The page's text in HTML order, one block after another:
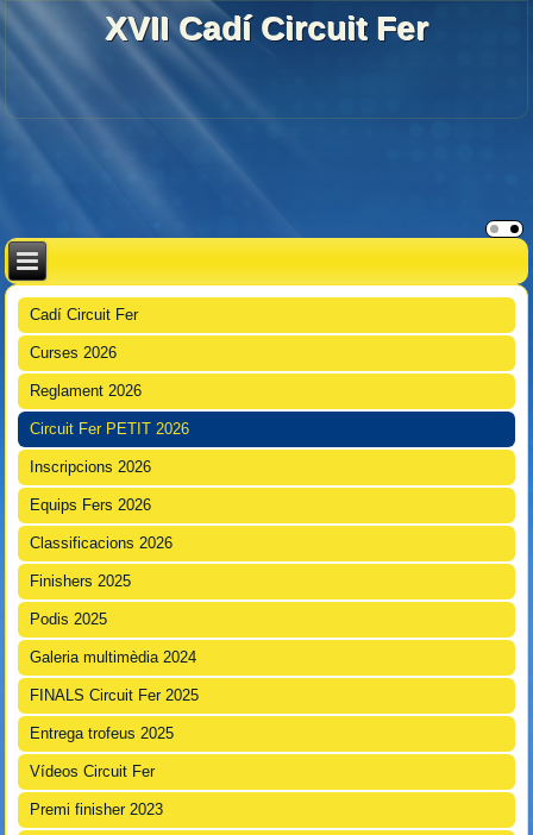
XVII Cadí Circuit Fer
Cadí Circuit Fer
Curses 2026
Reglament 2026
Circuit Fer PETIT 2026
Inscripcions 2026
Equips Fers 2026
Classificacions 2026
Finishers 2025
Podis 2025
Galeria multimèdia 2024
FINALS Circuit Fer 2025
Entrega trofeus 2025
Vídeos Circuit Fer
Premi finisher 2023